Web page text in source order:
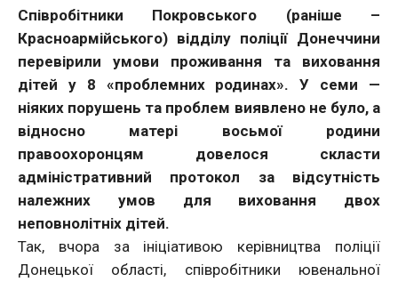
Співробітники Покровського (раніше –
Красноармійського) відділу поліції Донеччини
перевірили умови проживання та виховання
дітей у 8 «проблемних родинах». У семи —
ніяких порушень та проблем виявлено не було, а
відносно матері восьмої родини
правоохоронцям довелося скласти
адміністративний протокол за відсутність
належних умов для виховання двох
неповнолітніх дітей.
Так, вчора за ініціативою керівництва поліції
Донецької області, співробітники ювенальної